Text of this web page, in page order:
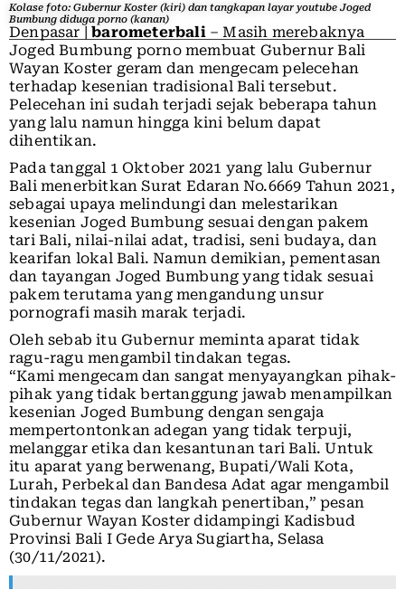
Kolase foto: Gubernur Koster (kiri) dan tangkapan layar youtube Joged
Bumbung diduga porno (kanan)
Denpasar |barometerbali– Masih merebaknya
Joged Bumbung porno membuat Gubernur Bali
Wayan Koster geram dan mengecam pelecehan
terhadap kesenian tradisional Bali tersebut.
Pelecehan ini sudah terjadi sejak beberapa tahun
yang lalu namun hingga kini belum dapat
dihentikan.
Pada tanggal 1 Oktober 2021 yang lalu Gubernur
Bali menerbitkan Surat Edaran No.6669 Tahun 2021,
sebagai upaya melindungi dan melestarikan
kesenian Joged Bumbung sesuai dengan pakem
tari Bali, nilai-nilai adat, tradisi, seni budaya, dan
kearifan lokal Bali. Namun demikian, pementasan
dan tayangan Joged Bumbung yang tidak sesuai
pakem terutama yang mengandung unsur
pornografi masih marak terjadi.
Oleh sebab itu Gubernur meminta aparat tidak
ragu-ragu mengambil tindakan tegas.
“Kami mengecam dan sangat menyayangkan pihak-
pihak yang tidak bertanggung jawab menampilkan
kesenian Joged Bumbung dengan sengaja
mempertontonkan adegan yang tidak terpuji,
melanggar etika dan kesantunan tari Bali. Untuk
itu aparat yang berwenang, Bupati/Wali Kota,
Lurah, Perbekal dan Bandesa Adat agar mengambil
tindakan tegas dan langkah penertiban,” pesan
Gubernur Wayan Koster didampingi Kadisbud
Provinsi Bali I Gede Arya Sugiartha, Selasa
(30/11/2021).